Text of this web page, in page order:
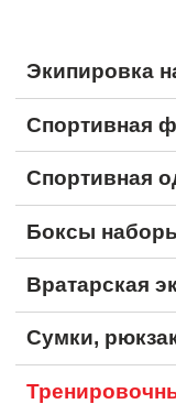
Экипировка
Спортивная
Спортивная
Боксы
Вратарская
Сумки,